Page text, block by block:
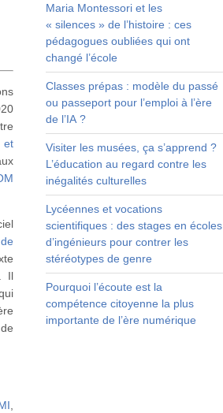
et
Il
Maria Montessori et les
« silences » de l’histoire : ces
pédagogues oubliées qui ont
changé l’école
Classes prépas : modèle du passé
ou passeport pour l’emploi à l’ère
de l’IA ?
Visiter les musées, ça s’apprend ?
L’éducation au regard contre les
inégalités culturelles
Lycéennes et vocations
scientifiques : des stages en écoles
d’ingénieurs pour contrer les
stéréotypes de genre
Pourquoi l’écoute est la
compétence citoyenne la plus
importante de l’ère numérique